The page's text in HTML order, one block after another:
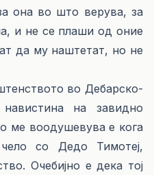
она во што верува, за
и не се плаши од оние
да му наштетат, но не
во Дебарско-
навистина на завидно
ме воодушевува е кога
со Дедо Тимотеј,
Очебијно е дека тој